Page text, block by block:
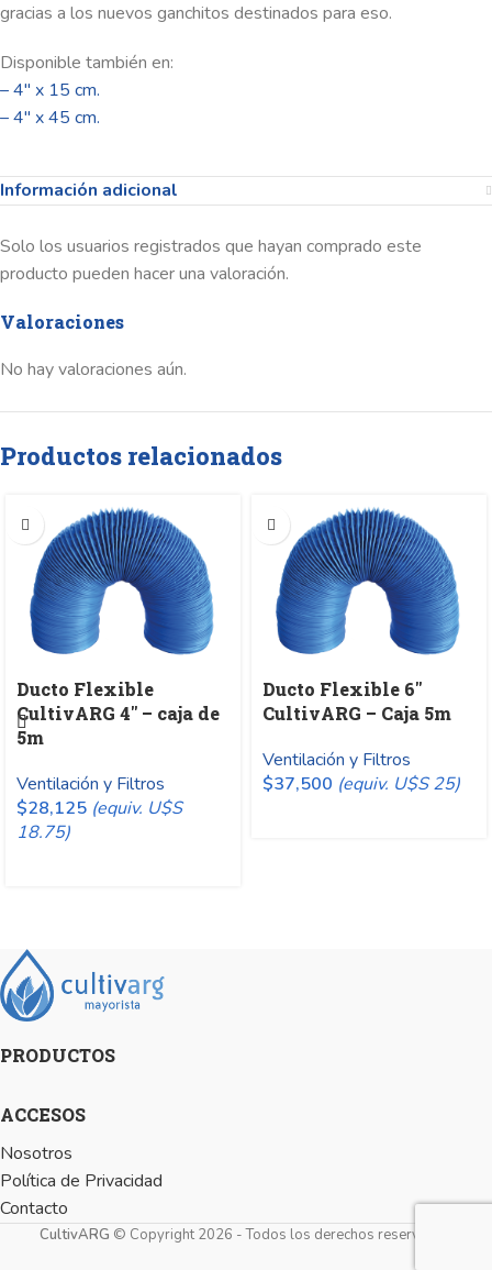
gracias a los nuevos ganchitos destinados para eso.
Disponible también en:
– 4″ x 15 cm.
– 4″ x 45 cm.
Información adicional
Valoraciones
No hay valoraciones aún.
Solo los usuarios registrados que hayan comprado este
producto pueden hacer una valoración.
Productos relacionados
Ducto Flexible
CultivARG 4″ – caja de
5m
Ventilación y Filtros
$28,125 (equiv. U$S
18.75)
Ducto Flexible 6″
CultivARG – Caja 5m
Ventilación y Filtros
$37,500 (equiv. U$S 25)
PRODUCTOS
ACCESOS
Nosotros
Política de Privacidad
Contacto
CultivARG © Copyright 2026 - Todos los derechos reservados